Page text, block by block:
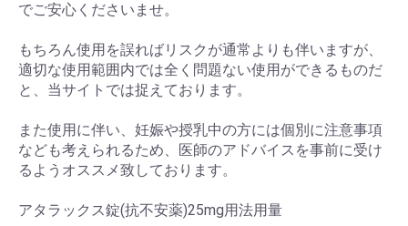
でご安心くださいませ。
もちろん使用を誤ればリスクが通常よりも伴いますが、
適切な使用範囲内では全く問題ない使用ができるものだ
と、当サイトでは捉えております。
また使用に伴い、妊娠や授乳中の方には個別に注意事項
なども考えられるため、医師のアドバイスを事前に受け
るようオススメ致しております。
アタラックス錠(抗不安薬)25mg用法用量